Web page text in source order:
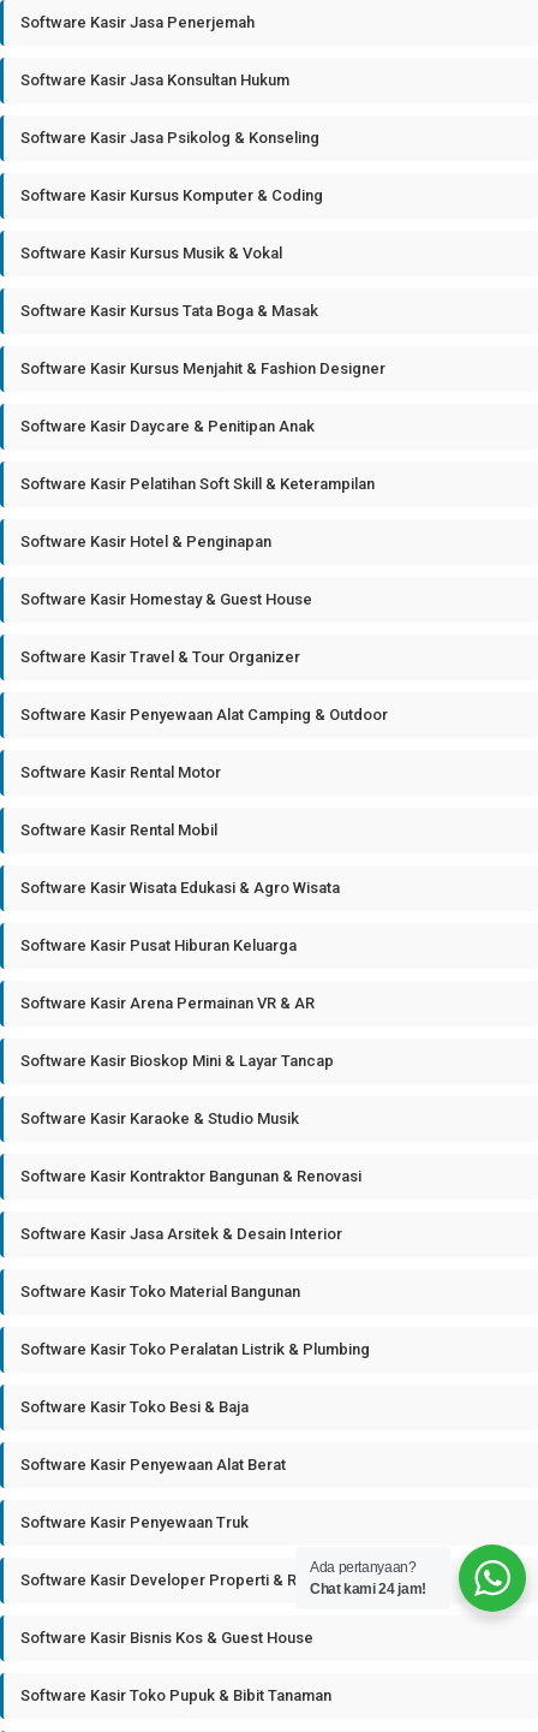
Software Kasir Jasa Penerjemah
Software Kasir Jasa Konsultan Hukum
Software Kasir Jasa Psikolog & Konseling
Software Kasir Kursus Komputer & Coding
Software Kasir Kursus Musik & Vokal
Software Kasir Kursus Tata Boga & Masak
Software Kasir Kursus Menjahit & Fashion Designer
Software Kasir Daycare & Penitipan Anak
Software Kasir Pelatihan Soft Skill & Keterampilan
Software Kasir Hotel & Penginapan
Software Kasir Homestay & Guest House
Software Kasir Travel & Tour Organizer
Software Kasir Penyewaan Alat Camping & Outdoor
Software Kasir Rental Motor
Software Kasir Rental Mobil
Software Kasir Wisata Edukasi & Agro Wisata
Software Kasir Pusat Hiburan Keluarga
Software Kasir Arena Permainan VR & AR
Software Kasir Bioskop Mini & Layar Tancap
Software Kasir Karaoke & Studio Musik
Software Kasir Kontraktor Bangunan & Renovasi
Software Kasir Jasa Arsitek & Desain Interior
Software Kasir Toko Material Bangunan
Software Kasir Toko Peralatan Listrik & Plumbing
Software Kasir Toko Besi & Baja
Software Kasir Penyewaan Alat Berat
Software Kasir Penyewaan Truk
Software Kasir Developer Properti & Real Estate
Software Kasir Bisnis Kos & Guest House
Software Kasir Toko Pupuk & Bibit Tanaman
Ada pertanyaan?
Chat kami 24 jam!